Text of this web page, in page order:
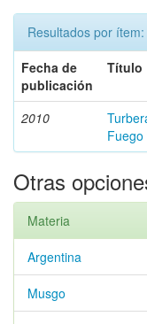
Resultados por ítem:
Fecha de
publicación
Título
2010
Fuego
Otras
Materia
Argentina
Musgo